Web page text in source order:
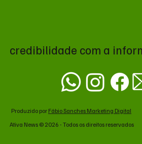
credibilidade com a
Produzido por Fábio Sanches Marketing Digital
Ativa News © 2026 - Todos os direitos reservados